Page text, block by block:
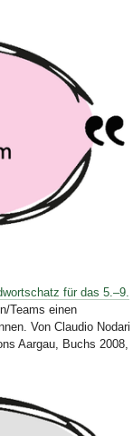
für das 5.–9.
Teams einen
Von Claudio Nodari
Aargau, Buchs 2008,